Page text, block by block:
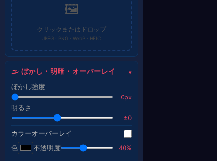
🖼
クリックまたはドロップ
JPEG · PNG · WebP · HEIC
🌫 ぼかし・明暗・オーバーレイ
ぼかし強度
0px
明るさ
±0
カラーオーバーレイ
色
不透明度 40%